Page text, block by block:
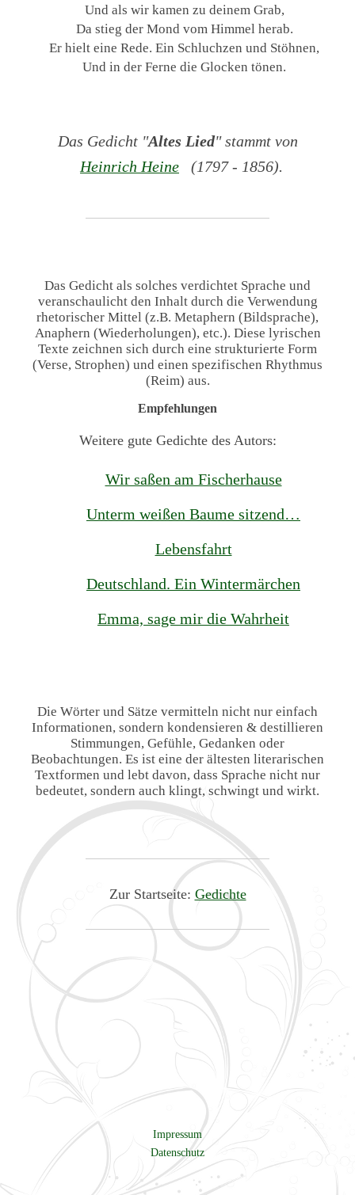
Und als wir kamen zu deinem Grab,
Da stieg der Mond vom Himmel herab.
Er hielt eine Rede. Ein Schluchzen und Stöhnen,
Und in der Ferne die Glocken tönen.
Das Gedicht "Altes Lied" stammt von
Heinrich Heine (1797 - 1856).
Das Gedicht als solches verdichtet Sprache und
veranschaulicht den Inhalt durch die Verwendung
rhetorischer Mittel (z.B. Metaphern (Bildsprache),
Anaphern (Wiederholungen), etc.). Diese lyrischen
Texte zeichnen sich durch eine strukturierte Form
(Verse, Strophen) und einen spezifischen Rhythmus
(Reim) aus.
Empfehlungen
Weitere gute Gedichte des Autors:
Wir saßen am Fischerhause
Unterm weißen Baume sitzend…
Lebensfahrt
Deutschland. Ein Wintermärchen
Emma, sage mir die Wahrheit
Die Wörter und Sätze vermitteln nicht nur einfach
Informationen, sondern kondensieren & destillieren
Stimmungen, Gefühle, Gedanken oder
Beobachtungen. Es ist eine der ältesten literarischen
Textformen und lebt davon, dass Sprache nicht nur
bedeutet, sondern auch klingt, schwingt und wirkt.
Zur Startseite: Gedichte
Impressum
Datenschutz